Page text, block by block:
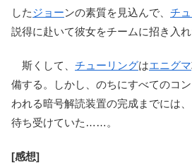
したジョーンの素質を見込んで、 チ
説得に赴いて彼女をチームに招き入れ
斯くして、 チューリングはエニグマ
備する。しかし、のちにすべてのコ
われる暗号解読装置の完成までには
待ち受けていた……。
[感想]